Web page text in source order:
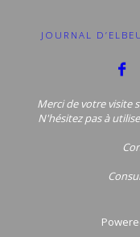
JOURNAL
Merci de votre visite
N'hésitez pas à